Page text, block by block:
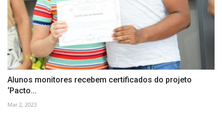
Alunos monitores recebem certificados do projeto
‘Pacto...
Mar 2, 2023